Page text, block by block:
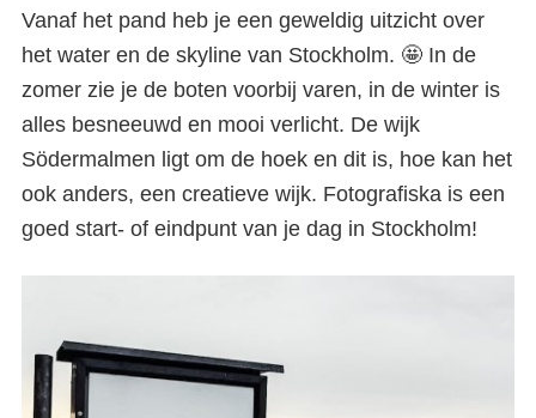
Vanaf het pand heb je een geweldig uitzicht over
het water en de skyline van Stockholm. 🤩 In de
zomer zie je de boten voorbij varen, in de winter is
alles besneeuwd en mooi verlicht. De wijk
Södermalmen ligt om de hoek en dit is, hoe kan het
ook anders, een creatieve wijk. Fotografiska is een
goed start- of eindpunt van je dag in Stockholm!